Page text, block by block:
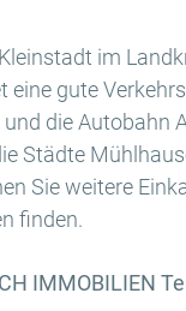
im
eine gute
die Autobahn
Städte
Sie weitere
finden.